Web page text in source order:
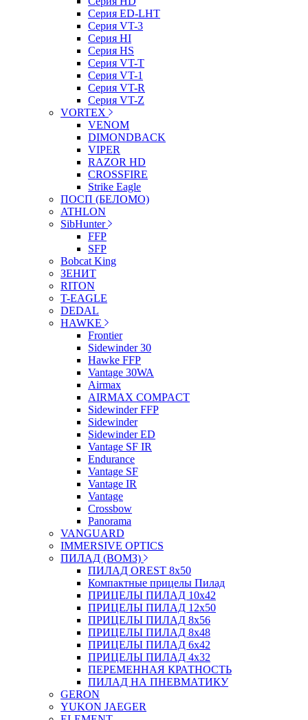
Серия ED-LHT
Серия VT-3
Серия HI
Серия HS
Серия VT-T
Серия VT-1
Серия VT-R
Серия VT-Z
VORTEX
VENOM
DIMONDBACK
VIPER
RAZOR HD
CROSSFIRE
Strike Eagle
ПОСП (БЕЛОМО)
ATHLON
SibHunter
FFP
SFP
Bobcat King
ЗЕНИТ
RITON
T-EAGLE
DEDAL
HAWKE
Frontier
Sidewinder 30
Hawke FFP
Vantage 30WA
Airmax
AIRMAX COMPACT
Sidewinder FFP
Sidewinder
Sidewinder ED
Vantage SF IR
Endurance
Vantage SF
Vantage IR
Vantage
Crossbow
Panorama
VANGUARD
IMMERSIVE OPTICS
ПИЛАД (ВОМЗ)
ПИЛАД OREST 8х50
Компактные прицелы Пилад
ПРИЦЕЛЫ ПИЛАД 10х42
ПРИЦЕЛЫ ПИЛАД 12х50
ПРИЦЕЛЫ ПИЛАД 8х56
ПРИЦЕЛЫ ПИЛАД 8х48
ПРИЦЕЛЫ ПИЛАД 6х42
ПРИЦЕЛЫ ПИЛАД 4х32
ПЕРЕМЕННАЯ КРАТНОСТЬ
ПИЛАД НА ПНЕВМАТИКУ
GERON
YUKON JAEGER